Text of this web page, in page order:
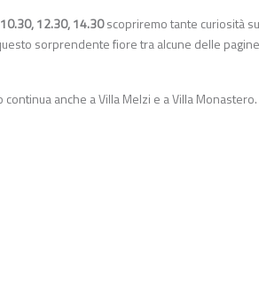
10.30, 12.30, 14.30scopriremo tante curiosità
sorprendente fiore tra alcune delle
anche a Villa Melzi e a Villa Monastero.